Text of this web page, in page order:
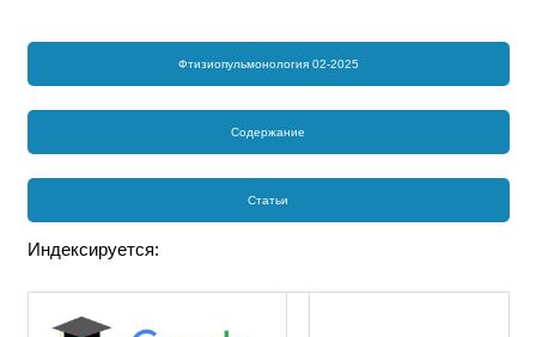
Фтизиопульмонология 02-2025
Содержание
Статьи
Индексируется: